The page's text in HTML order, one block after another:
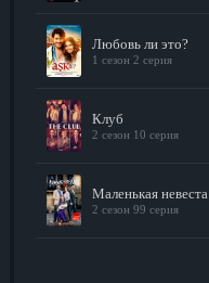
Любовь ли это?
1 сезон 2 серия
Клуб
2 сезон 10 серия
Маленькая невеста
2 сезон 99 серия